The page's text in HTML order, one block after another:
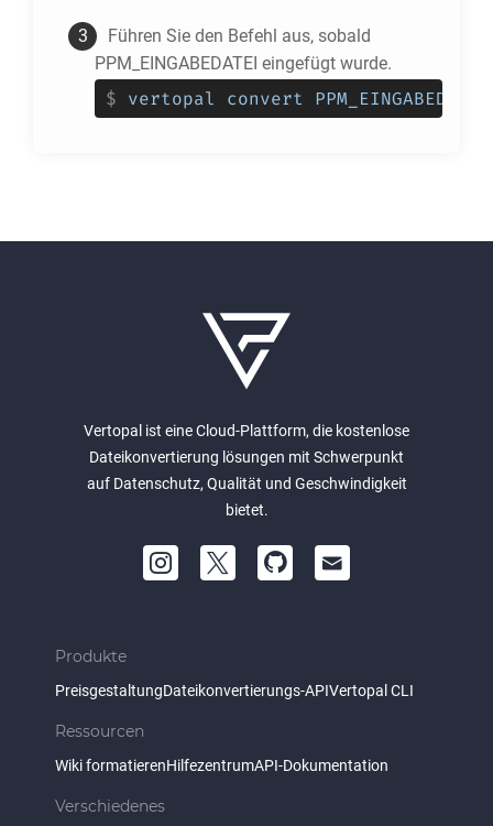
Führen Sie den Befehl aus, sobald
PPM_EINGABEDATEI eingefügt wurde.
$ vertopal convert
Vertopal ist eine Cloud-Plattform, die kostenlose
Dateikonvertierung lösungen mit Schwerpunkt
auf Datenschutz, Qualität und Geschwindigkeit
bietet.
Produkte
PreisgestaltungDateikonvertierungs-APIVertopal CLI
Ressourcen
Wiki formatierenHilfezentrumAPI-Dokumentation
Verschiedenes